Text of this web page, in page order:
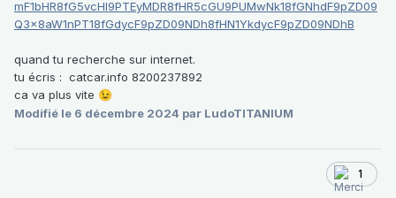
mF1bHR8fG5vcHI9PTEyMDR8fHR5cGU9PUMwNk18fGNhdF9pZD09
Q3x8aW1nPT18fGdycF9pZD09NDh8fHN1YkdycF9pZD09NDhB
quand tu recherche sur internet.
tu écris : catcar.info 8200237892
ca va plus vite 😉
Modifié le 6 décembre 2024 par LudoTITANIUM
1